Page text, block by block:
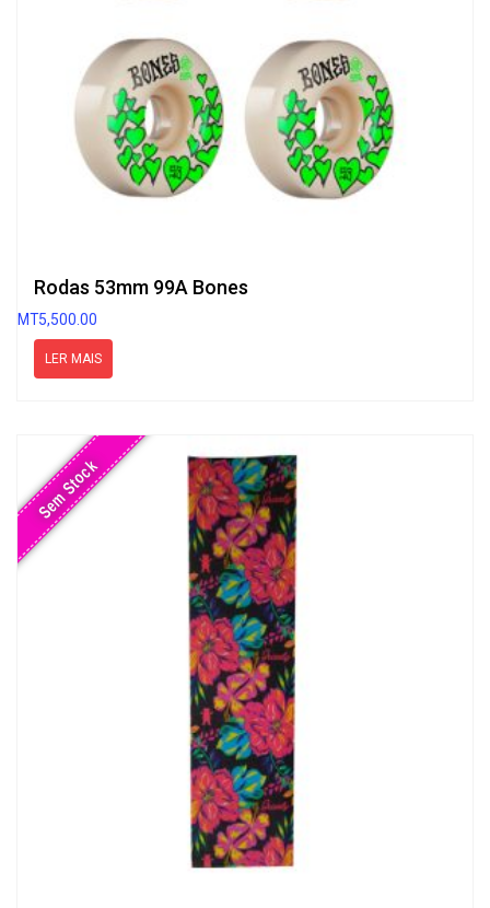
Rodas 53mm 99A Bones
MT5,500.00
LER MAIS
Sem Stock